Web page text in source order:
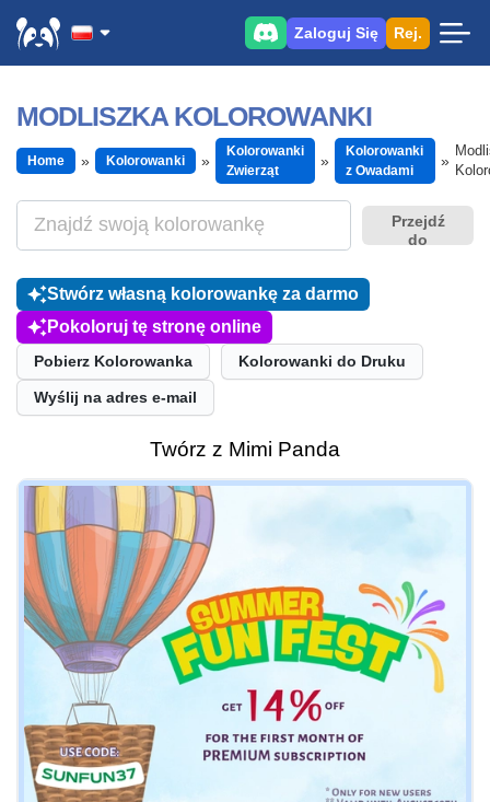
Zaloguj Się Rej.
MODLISZKA KOLOROWANKI
Home Kolorowanki
Kolorowanki
Zwierząt
Kolorowanki
z Owadami
Przejdź
do
Stwórz własną kolorowankę za darmo
Pokoloruj tę stronę online
Pobierz Kolorowanka Kolorowanki do Druku
Wyślij na adres e-mail
Twórz z Mimi Panda